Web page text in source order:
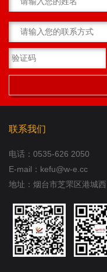
联系我们
电话： 0535-626 2050
E-mail：kefu@w-e.cc
地址：烟台市芝罘区港城